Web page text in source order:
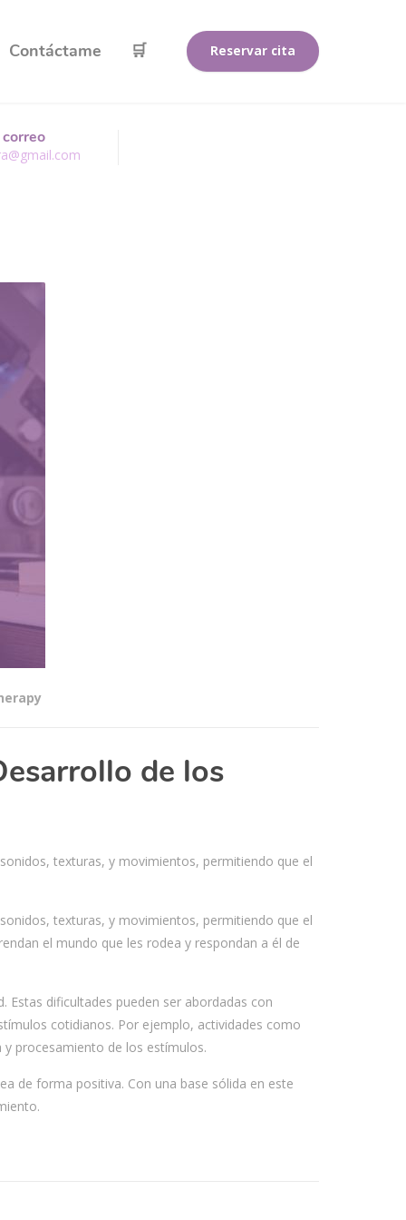
Contáctame 🛒 Reservar cita
de los
texturas, y movimientos, permitiendo que el
texturas, y movimientos, permitiendo que el
el mundo que les rodea y respondan a él de
dificultades pueden ser abordadas con
cotidianos. Por ejemplo, actividades como
procesamiento de los estímulos.
de forma positiva. Con una base sólida en este